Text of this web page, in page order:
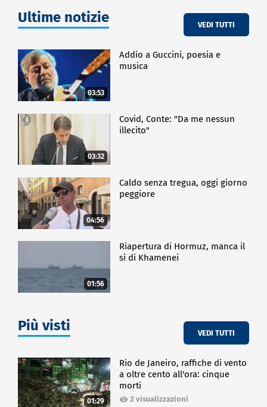
Ultime notizie VEDI TUTTI
03:53
Addio a Guccini, poesia e
musica
03:32
Covid, Conte: "Da me nessun
illecito"
04:56
Caldo senza tregua, oggi giorno
peggiore
01:56
Riapertura di Hormuz, manca il
sì di Khamenei
Più visti VEDI TUTTI
01:29
Rio de Janeiro, raffiche di vento
a oltre cento all'ora: cinque
morti
2 visualizzazioni